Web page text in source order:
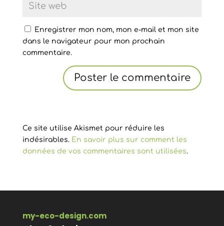
Enregistrer mon nom, mon e-mail et mon site
dans le navigateur pour mon prochain
commentaire.
Ce site utilise Akismet pour réduire les
indésirables. En savoir plus sur comment les
données de vos commentaires sont utilisées.
my-eco-design.com